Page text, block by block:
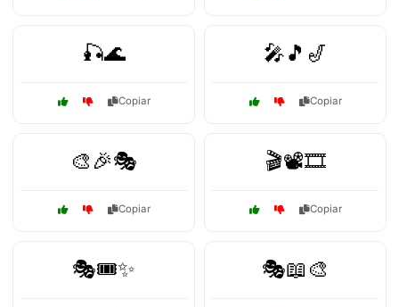
🎣🌊
Copiar
🎤🎵🎷
Copiar
🎨🎉🎭
Copiar
🎬📽️🎞️
Copiar
🎭🎟️✨ 🎭📖🎨